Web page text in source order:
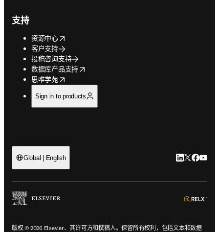
支持
资源中心
opens in new tab/window
客户支持
投稿咨询支持
数据库产品支持
opens in new tab/window
思唯学苑
opens in new tab/window
Sign in to products
Global | English LinkedIn 在
Twitter 在
版权 © 2026 Elsevier、其许可方和撰稿人。保留所有权利，包括文本和数据